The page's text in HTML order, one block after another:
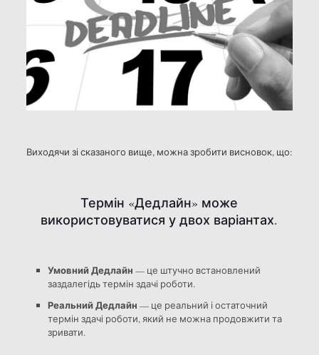
Виходячи зі сказаного вище, можна зробити висновок, що:
Термін «Дедлайн» може
використовуватися у двох варіантах.
Умовний Дедлайн — це штучно встановлений
заздалегідь термін здачі роботи.
Реальний Дедлайн — це реальний і остаточний
термін здачі роботи, який не можна продовжити та
зривати.